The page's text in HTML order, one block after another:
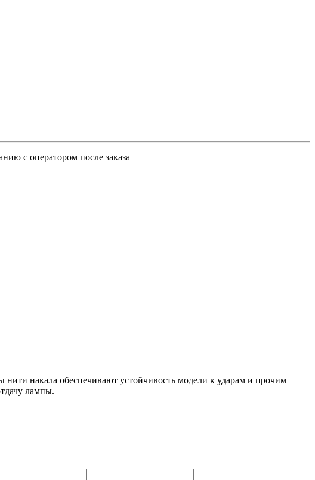
с оператором после заказа
накала обеспечивают устойчивость модели к ударам и прочим
лампы.